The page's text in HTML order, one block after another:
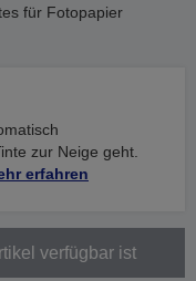
für Fotopapier
zur Neige geht.
erfahren
verfügbar ist